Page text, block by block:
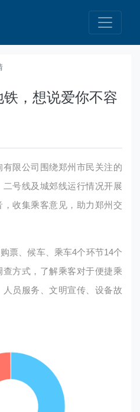
，想说爱你不容
限公司围绕郑州市民关注的
号线及城郊线运行情况开展
收集乘客意见，助力郑州交
票、候车、乘车4个环节14个
方式，了解乘客对于便捷乘
员服务、文明宣传、设备故